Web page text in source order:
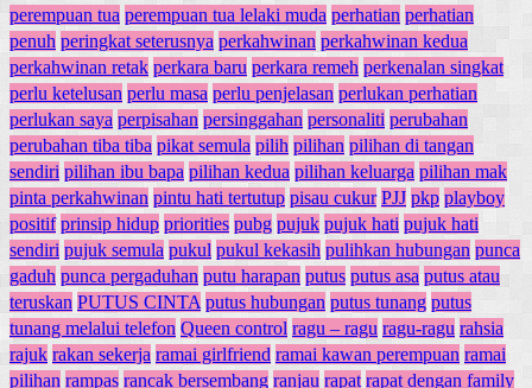
perempuan tua perempuan tua lelaki muda perhatian perhatian
penuh peringkat seterusnya perkahwinan perkahwinan kedua
perkahwinan retak perkara baru perkara remeh perkenalan singkat
perlu ketelusan perlu masa perlu penjelasan perlukan perhatian
perlukan saya perpisahan persinggahan personaliti perubahan
perubahan tiba tiba pikat semula pilih pilihan pilihan di tangan
sendiri pilihan ibu bapa pilihan kedua pilihan keluarga pilihan mak
pinta perkahwinan pintu hati tertutup pisau cukur PJJ pkp playboy
positif prinsip hidup priorities pubg pujuk pujuk hati pujuk hati
sendiri pujuk semula pukul pukul kekasih pulihkan hubungan punca
gaduh punca pergaduhan putu harapan putus putus asa putus atau
teruskan PUTUS CINTA putus hubungan putus tunang putus
tunang melalui telefon Queen control ragu – ragu ragu-ragu rahsia
rajuk rakan sekerja ramai girlfriend ramai kawan perempuan ramai
pilihan rampas rancak bersembang ranjau rapat rapat dengan family